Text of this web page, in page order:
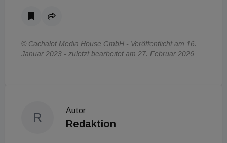
© Cachalot Media House GmbH - Veröffentlicht am 16.
Januar 2023 - zuletzt bearbeitet am 27. Februar 2026
R
Autor
Redaktion